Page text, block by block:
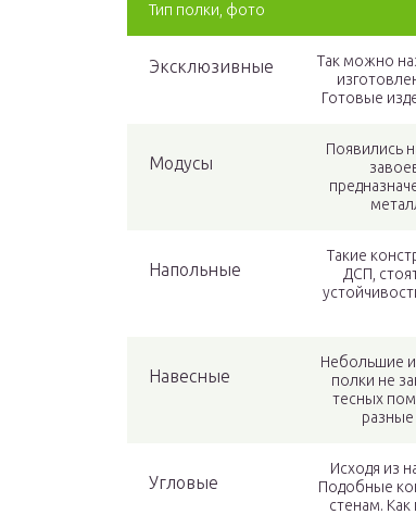
Тип полки, фото
Эксклюзивные
Так можно
Готовые
Модусы
Появились
Напольные
Такие
ДСП,
Навесные
Небольшие
полки не
тесных
Угловые
Исходя из
Подобные
стенам.